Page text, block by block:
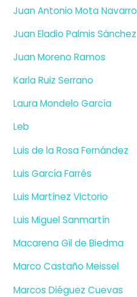
Juan Antonio Mota Navarro
Juan Eladio Palmis Sánchez
Juan Moreno Ramos
Karla Ruiz Serrano
Laura Mondelo García
Leb
Luis de la Rosa Fernández
Luis García Farrés
Luis Martínez Victorio
Luis Miguel Sanmartín
Macarena Gil de Biedma
Marco Castaño Meissel
Marcos Diéguez Cuevas